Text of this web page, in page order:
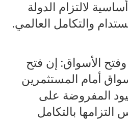
لالتزام الدولة
والتكامل العالمي.
وفتح الأسواق: إن فتح
أمام المستثمرين
المفروضة على
التزامها بالتكامل